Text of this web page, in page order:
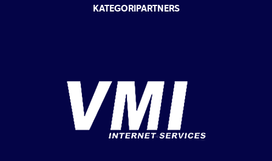
KATEGORIPARTNERS